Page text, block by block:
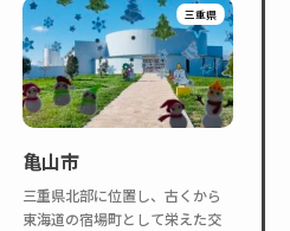
三重県
亀山市
三重県北部に位置し、古くから
東海道の宿場町として栄えた交